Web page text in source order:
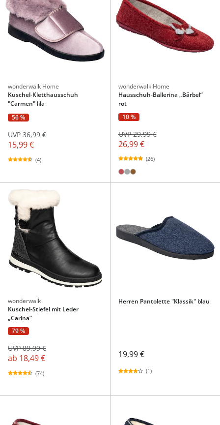
wonderwalk Home
Kuschel-Kletthausschuh
"Carmen" lila
56 %
15,99 €
UVP 36,99 €
(4)
wonderwalk Home
Hausschuh-Ballerina „Bärbel“
rot
10 %
26,99 €
UVP 29,99 €
(26)
wonderwalk
Kuschel-Stiefel mit Leder
„Carina“
79 %
ab 18,49 €
UVP 89,99 €
(74)
Herren Pantolette "Klassik" blau
19,99 €
(1)